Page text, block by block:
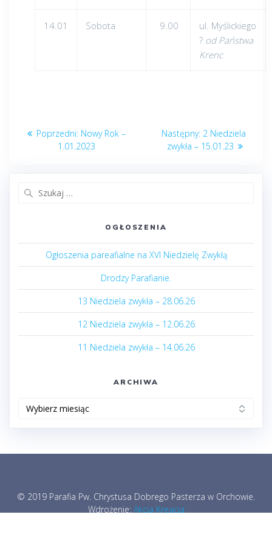
14.01 Sobota 9.00
ul. Myślickiego
? od Państwa
Krenc
Nawigacja
wpisu
Poprzedni: Poprzedni
post:
Nowy Rok –
1.01.2023
Następny: Następny
post:
2 Niedziela
zwykła – 15.01.23
OGŁOSZENIA
Ogłoszenia pareafialne na XVI Niedzielę Zwykłą
Drodzy Parafianie.
13 Niedziela zwykła – 28.06.26
12 Niedziela zwykła – 12.06.26
11 Niedziela zwykła – 14.06.26
ARCHIWA
© 2019 Parafia Pw. Chrystusa Dobrego Pasterza w Orchowie.
Wdrożenie: Akcja Kreacja